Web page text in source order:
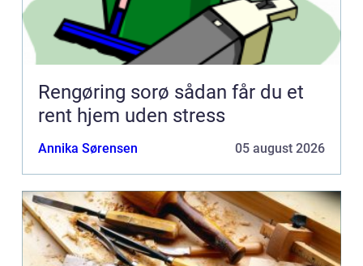
Rengøring sorø sådan får du et
rent hjem uden stress
Annika Sørensen 05 august 2026